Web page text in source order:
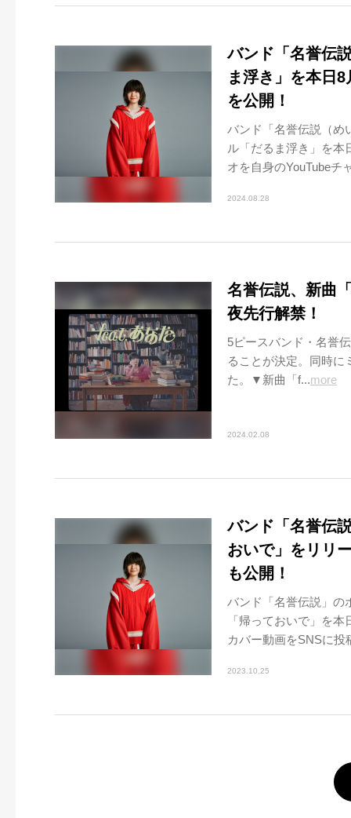
バンド「名誉伝
ま浮き」を本日
を公開！
バンド「名誉伝説（め
ル「だるま浮き」を本
オを自身のYouTubeチ
2024.08.28
名誉伝説、新曲
夜先行解禁！
5ピースバンド・名誉
ることが決定。同時に
た。▼新曲「f...more
2024.02.08
バンド「名誉伝
おいで」をリリ
も公開！
バンド「名誉伝説」の
「帰っておいで」を
カバー動画をSNSに投
2023.10.25